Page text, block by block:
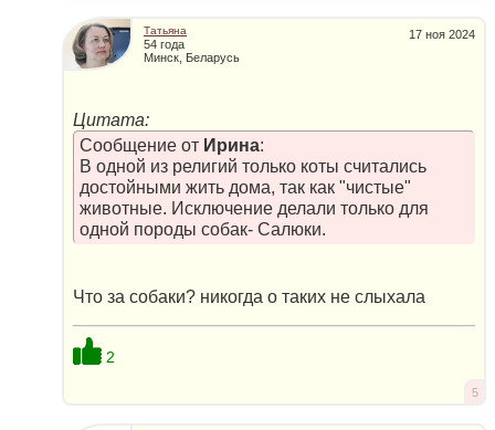
17 ноя 2024
Татьяна
54 года
Минск, Беларусь
Цитата:
Сообщение от Ирина:
В одной из религий только коты считались
достойными жить дома, так как "чистые"
животные. Исключение делали только для
одной породы собак- Салюки.
Что за собаки? никогда о таких не слыхала
2
5